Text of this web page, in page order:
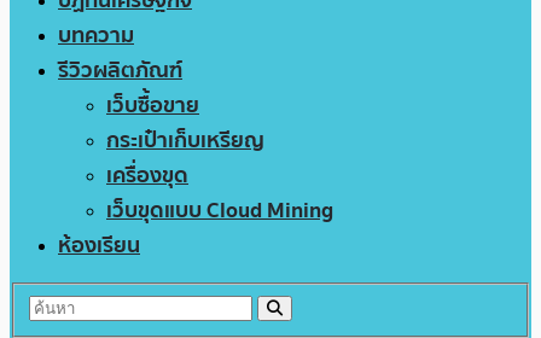
บทความ
รีวิวผลิตภัณฑ์
เว็บซื้อขาย
กระเป๋าเก็บเหรียญ
เครื่องขุด
เว็บขุดแบบ Cloud Mining
ห้องเรียน